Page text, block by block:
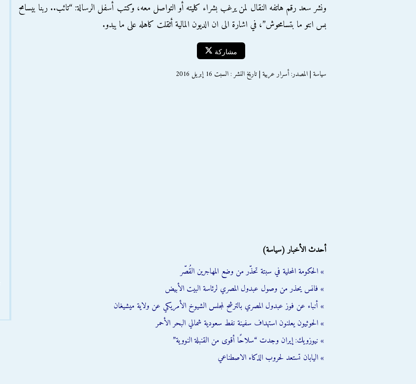
ونشر سعد رقم هاتفه النقال لمن يرغب بشراء كليته أو التواصل معه، وكتب أسفل الرسالة: “تائب.. ربنا بيسامح
بس انتو ما بتسامحوش”، في اشارة الى ان الديون المالية أثقلت كاهله على ما يبدو.
مشاركة
سياسة | المصدر: أسرار عربية | تاريخ النشر : السبت 16 إبريل 2016
أحدث الأخبار (سياسة)
» الحكومة المحلية في سبتة تحذّر من وضع المهاجرين القُصّر
» فانس يحذر من وصول عبدول المصري لرئاسة البيت الأبيض
» أنباء عن فوز عبدول المصري بالترشح لمجلس الشيوخ الأمريكي عن ولاية ميشيغان
» الحوثيون يعلنون استهداف سفينة نفط سعودية شمالي البحر الأحمر
» نيوزويك: إيران وجدت “سلاحًا أقوى من القنبلة النووية”
» اليابان تستعد لحروب الذكاء الاصطناعي